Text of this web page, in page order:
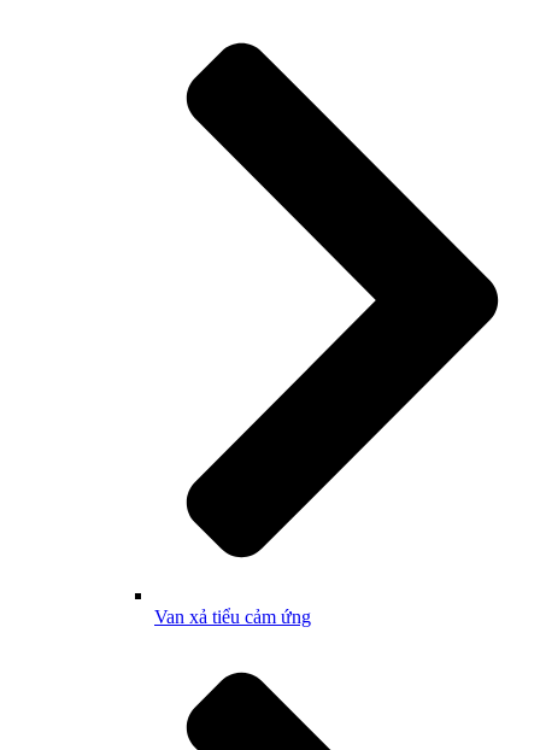
Van xả tiểu cảm ứng